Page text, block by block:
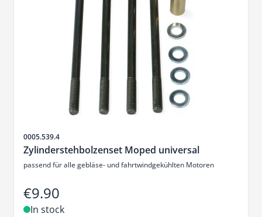
Sku
0005.539.4
Zylinderstehbolzenset Moped universal
passend für alle gebläse- und fahrtwindgekühlten Motoren
€9.90
In stock